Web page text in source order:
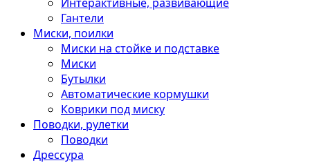
Гантели
Миски, поилки
Миски на стойке и подставке
Миски
Бутылки
Автоматические кормушки
Коврики под миску
Поводки, рулетки
Поводки
Дрессура